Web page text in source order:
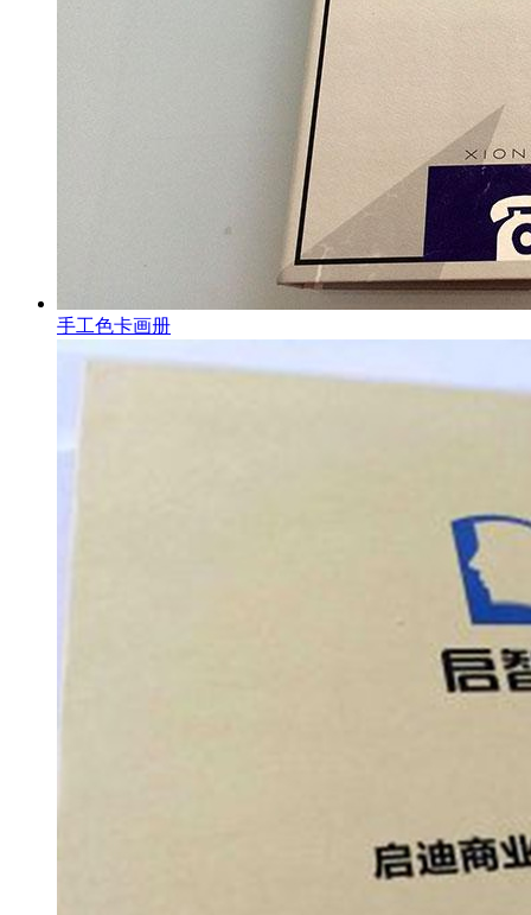
手工色卡画册